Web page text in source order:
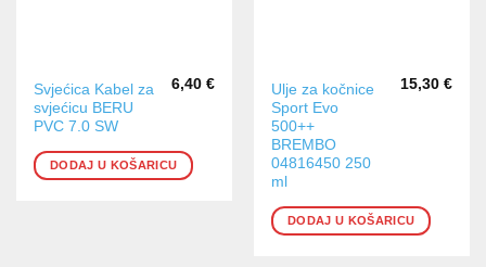
Svjećica Kabel za
svjećicu BERU
PVC 7.0 SW
6,40 €
DODAJ U KOŠARICU
Ulje za kočnice
Sport Evo
500++
BREMBO
04816450 250
ml
15,30 €
DODAJ U KOŠARICU